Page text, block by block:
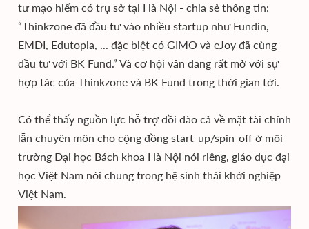
tư mạo hiểm có trụ sở tại Hà Nội - chia sẻ thông tin:
“Thinkzone đã đầu tư vào nhiều startup như Fundin,
EMDI, Edutopia, ... đặc biệt có GIMO và eJoy đã cùng
đầu tư với BK Fund.” Và cơ hội vẫn đang rất mở với sự
hợp tác của Thinkzone và BK Fund trong thời gian tới.
Có thể thấy nguồn lực hỗ trợ dồi dào cả về mặt tài chính
lẫn chuyên môn cho cộng đồng start-up/spin-off ở môi
trường Đại học Bách khoa Hà Nội nói riêng, giáo dục đại
học Việt Nam nói chung trong hệ sinh thái khởi nghiệp
Việt Nam.